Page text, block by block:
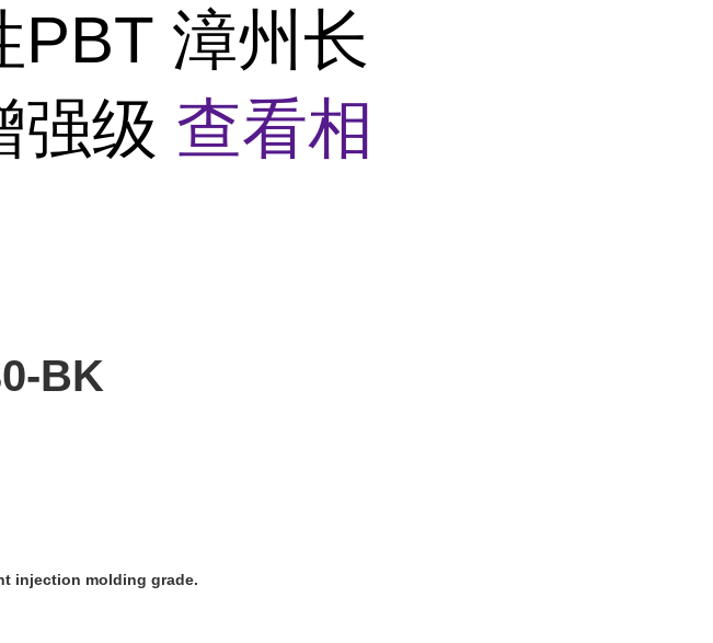
PBT 漳州长
强级 查看相
BK
injection molding grade.